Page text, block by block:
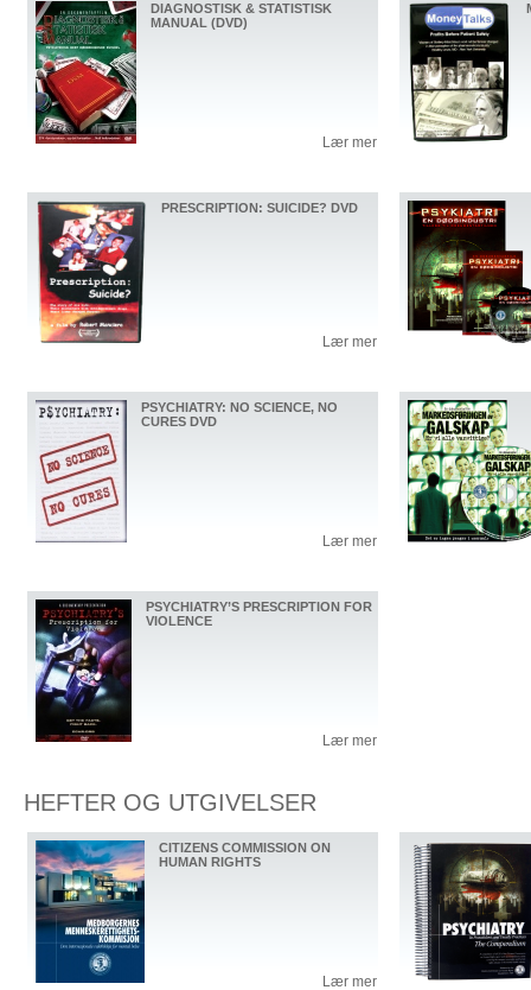
DIAGNOSTISK & STATISTISK
MANUAL (DVD)
Lær mer
PRESCRIPTION: SUICIDE? DVD
Lær mer
PSYCHIATRY: NO SCIENCE, NO
CURES DVD
Lær mer
PSYCHIATRY’S PRESCRIPTION FOR
VIOLENCE
Lær mer
HEFTER OG UTGIVELSER
CITIZENS COMMISSION ON
HUMAN RIGHTS
Lær mer